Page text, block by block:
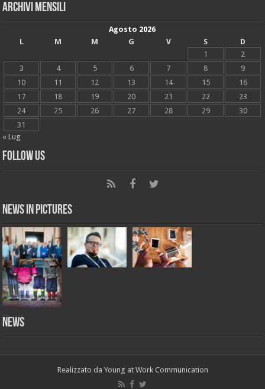
Archivi mensili
Agosto 2026
L
M M G V S
D
1
2
3
4 5 6 7 8
9
10
11 12 13 14 15
16
17
18 19 20 21 22
23
24
25 26 27 28 29
30
31
« Lug
Follow Us
News in Pictures
NEWS
Realizzato da Young at Work Communication